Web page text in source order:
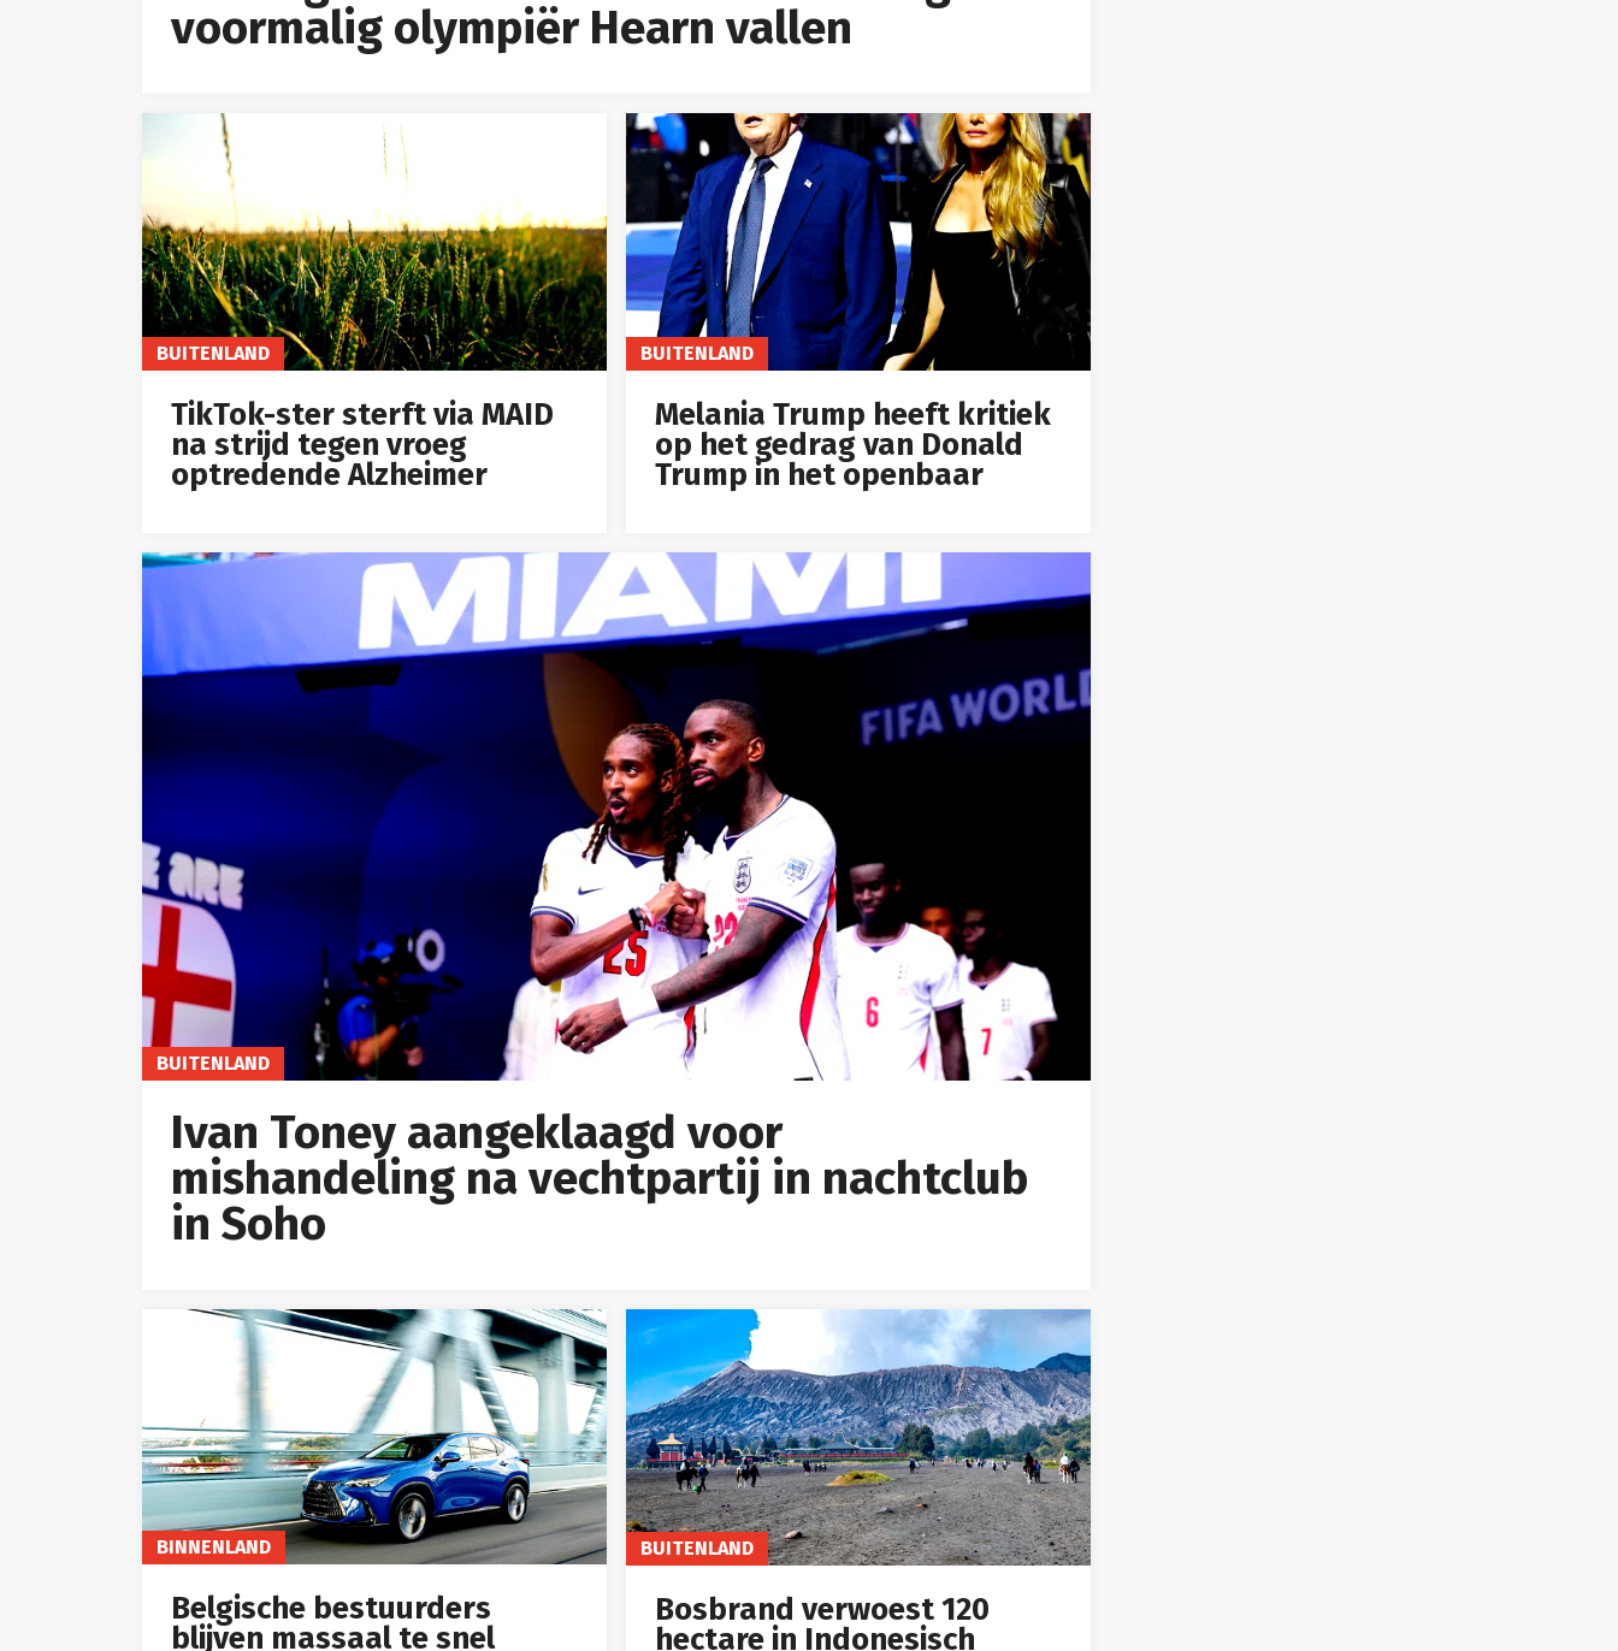
voormalig olympiër Hearn vallen
BUITENLAND
TikTok-ster sterft via MAID
na strijd tegen vroeg
optredende Alzheimer
BUITENLAND
Melania Trump heeft kritiek
op het gedrag van Donald
Trump in het openbaar
BUITENLAND
Ivan Toney aangeklaagd voor
mishandeling na vechtpartij in nachtclub
in Soho
BINNENLAND
Belgische bestuurders
blijven massaal te snel
BUITENLAND
Bosbrand verwoest 120
hectare in Indonesisch